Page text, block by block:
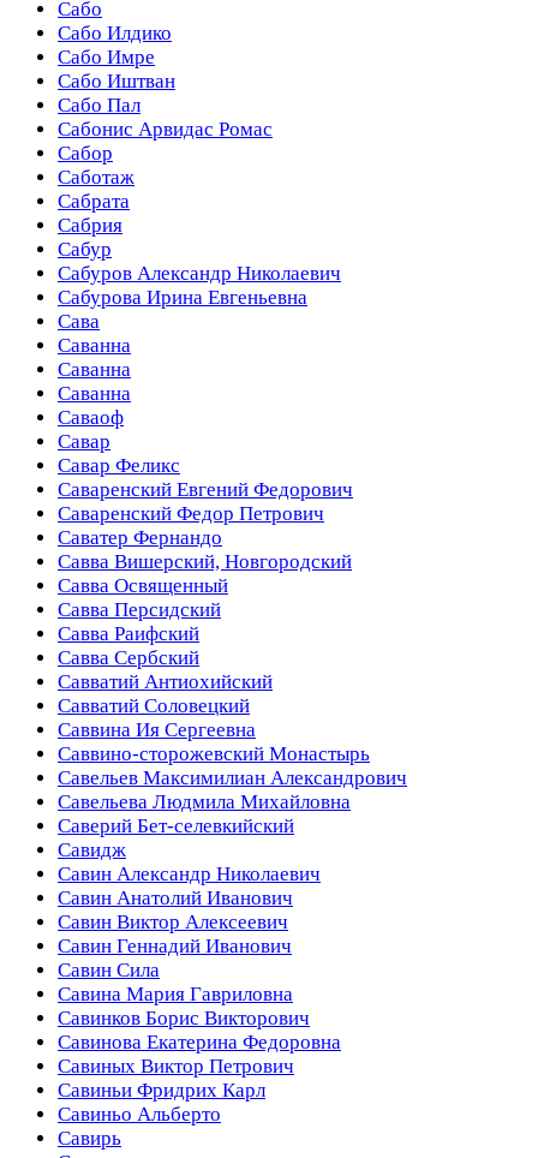
Сабо
Сабо Илдико
Сабо Имре
Сабо Иштван
Сабо Пал
Сабонис Арвидас Ромас
Сабор
Саботаж
Сабрата
Сабрия
Сабур
Сабуров Александр Николаевич
Сабурова Ирина Евгеньевна
Сава
Саванна
Саванна
Саванна
Саваоф
Савар
Савар Феликс
Саваренский Евгений Федорович
Саваренский Федор Петрович
Саватер Фернандо
Савва Вишерский, Новгородский
Савва Освященный
Савва Персидский
Савва Раифский
Савва Сербский
Савватий Антиохийский
Савватий Соловецкий
Саввина Ия Сергеевна
Саввино-сторожевский Монастырь
Савельев Максимилиан Александрович
Савельева Людмила Михайловна
Саверий Бет-селевкийский
Савидж
Савин Александр Николаевич
Савин Анатолий Иванович
Савин Виктор Алексеевич
Савин Геннадий Иванович
Савин Сила
Савина Мария Гавриловна
Савинков Борис Викторович
Савинова Екатерина Федоровна
Савиных Виктор Петрович
Савиньи Фридрих Карл
Савиньо Альберто
Савирь